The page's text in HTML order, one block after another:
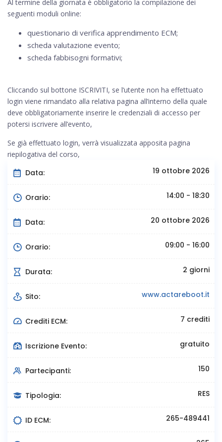
Al termine della giornata è obbligatorio la compilazione dei
seguenti moduli online:
questionario di verifica apprendimento ECM;
scheda valutazione evento;
scheda fabbisogni formativi;
Cliccando sul bottone ISCRIVITI, se l’utente non ha effettuato
login viene rimandato alla relativa pagina all’interno della quale
deve obbligatoriamente inserire le credenziali di accesso per
potersi iscrivere all’evento,
Se già effettuato login, verrà visualizzata apposita pagina
riepilogativa del corso,
Data: 19 ottobre 2026
Orario: 14:00 - 18:30
Data: 20 ottobre 2026
Orario: 09:00 - 16:00
Durata: 2 giorni
Sito: www.actareboot.it
Crediti ECM: 7 crediti
Iscrizione Evento: gratuito
Partecipanti: 150
Tipologia: RES
ID ECM: 265-489441